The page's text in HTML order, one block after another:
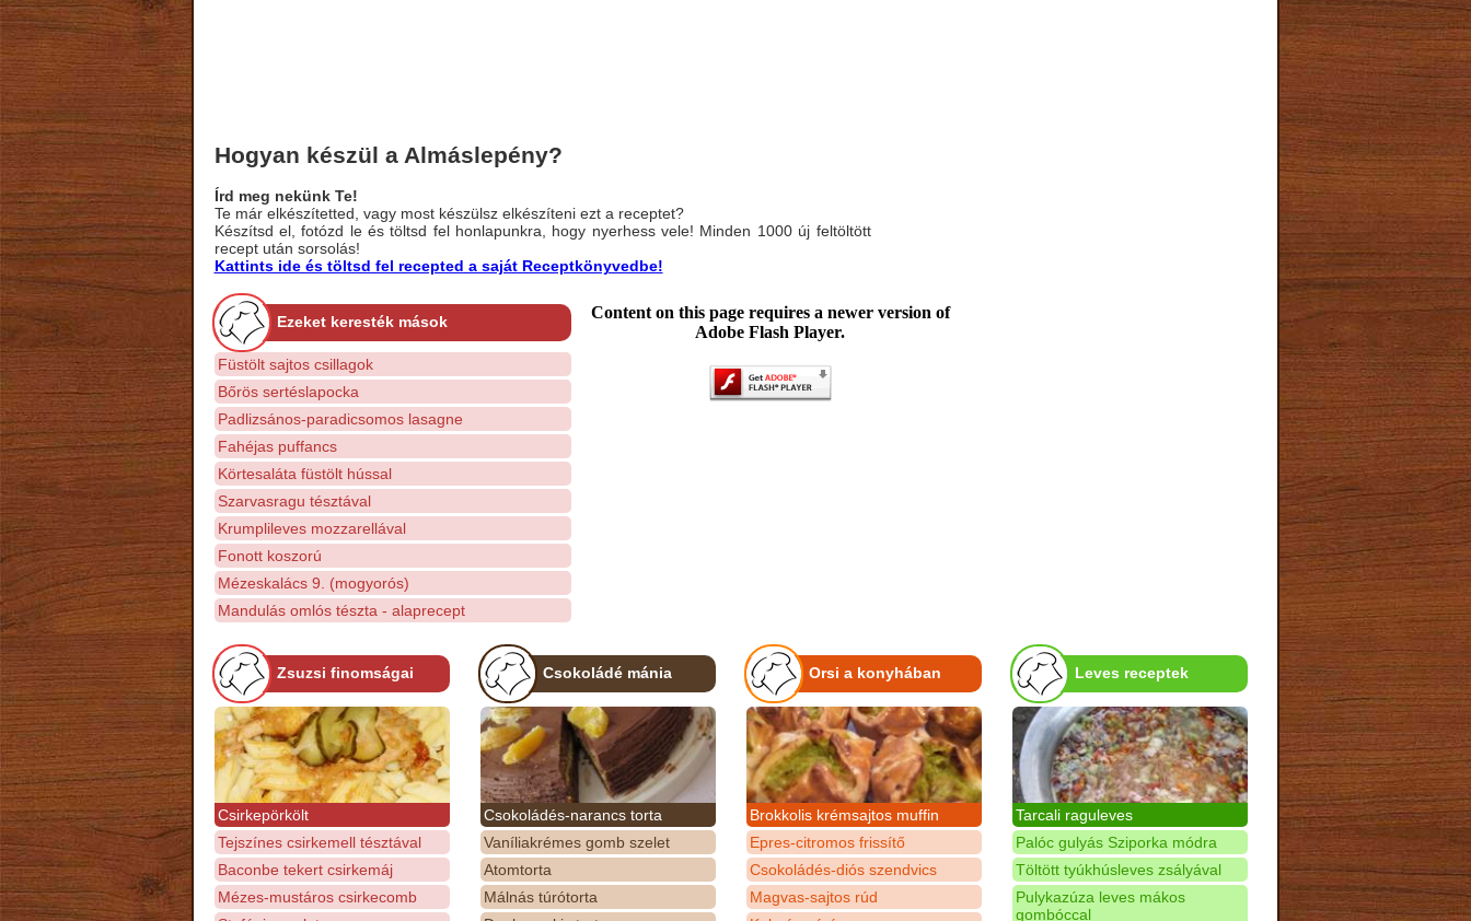
Hogyan készül a Almáslepény?
Írd meg nekünk Te!
Te már elkészítetted, vagy most készülsz elkészíteni ezt a receptet?
Készítsd el, fotózd le és töltsd fel honlapunkra, hogy nyerhess vele! Minden 1000 új feltöltött
recept után sorsolás!
Kattints ide és töltsd fel recepted a saját Receptkönyvedbe!
Ezeket keresték mások
Füstölt sajtos csillagok
Bőrös sertéslapocka
Padlizsános-paradicsomos lasagne
Fahéjas puffancs
Körtesaláta füstölt hússal
Szarvasragu tésztával
Krumplileves mozzarellával
Fonott koszorú
Mézeskalács 9. (mogyorós)
Mandulás omlós tészta - alaprecept
Content on this page requires a newer version of
Adobe Flash Player.
Zsuzsi finomságai
Csirkepörkölt
Tejszínes csirkemell tésztával
Baconbe tekert csirkemáj
Mézes-mustáros csirkecomb
Csokoládé mánia
Csokoládés-narancs torta
Vaníliakrémes gomb szelet
Atomtorta
Málnás túrótorta
Orsi a konyhában
Brokkolis krémsajtos muffin
Epres-citromos frissítő
Csokoládés-diós szendvics
Magvas-sajtos rúd
Leves receptek
Tarcali raguleves
Palóc gulyás Sziporka módra
Töltött tyúkhúsleves zsályával
Pulykazúza leves mákos
gombóccal